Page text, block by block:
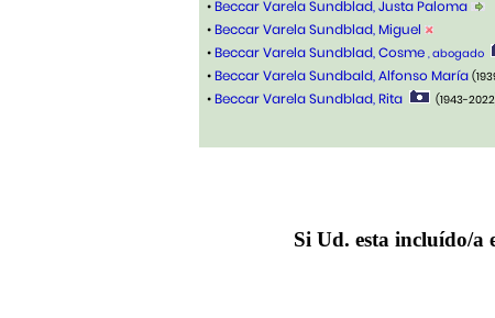
•Beccar Varela Sundblad, Justa Paloma
•Beccar Varela Sundblad, Miguel
•Beccar Varela Sundblad, Cosme , abogado
•Beccar Varela Sundbald, Alfonso María
•Beccar Varela Sundblad, Rita (1943-
Si Ud. esta incluído/a